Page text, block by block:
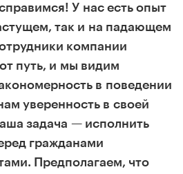
У нас есть опыт
так и на падающем
компании
путь, и мы видим
в поведении
уверенность в своей
задача — исполнить
гражданами
Предполагаем, что